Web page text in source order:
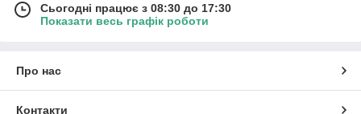
Сьогодні працює з 08:30 до 17:30
Показати весь графік роботи
Про нас
Контакти